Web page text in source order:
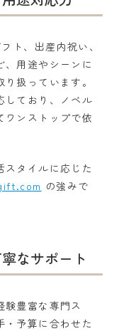
ト、出産内祝い、
用途やシーンに
扱っています。
しており、ノベル
ワンストップで依
スタイルに応じた
の強みで
なサポート
験豊富な専門ス
・予算に合わせた